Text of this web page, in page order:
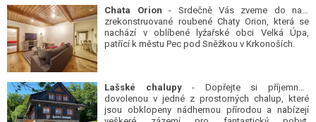
Chata Orion - Srdečně Vás zveme do naší
zrekonstruované roubené Chaty Orion, která se
nachází v oblíbené lyžařské obci Velká Úpa,
patřící k městu Pec pod Sněžkou v Krkonoších.
Lašské chalupy- Dopřejte si příjemnou
dovolenou v jedné z prostorných chalup, které
jsou obklopeny nádhernou přírodou a nabízejí